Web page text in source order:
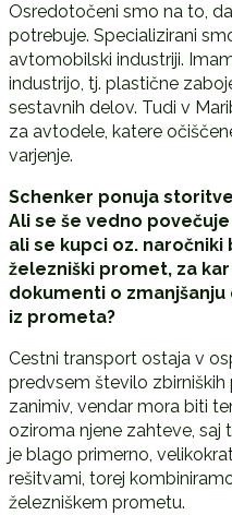
Osredotočeni smo na to,
potrebuje. Specializirani
avtomobilski industriji.
industrijo, tj. plastične
sestavnih delov. Tudi v
za avtodele, katere
varjenje.
Schenker ponuja
Ali se še vedno
ali se kupci oz.
železniški promet, za
dokumenti o
iz prometa?
Cestni transport ostaja v
predvsem število zbirniških
zanimiv, vendar mora biti
oziroma njene zahteve, saj
je blago primerno,
rešitvami, torej
železniškem prometu.